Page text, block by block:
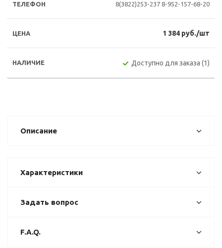
8(3822)253-237 8-952-157-68-20
1 384 руб./шт
Доступно для заказа (1)
Описание
Характеристики
Задать вопрос
F.A.Q.